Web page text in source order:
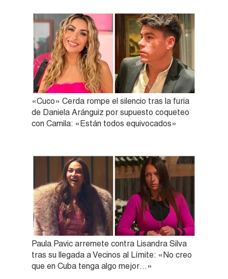
«Cuco» Cerda rompe el silencio tras la furia
de Daniela Aránguiz por supuesto coqueteo
con Camila: «Están todos equivocados»
Paula Pavic arremete contra Lisandra Silva
tras su llegada a Vecinos al Límite: «No creo
que en Cuba tenga algo mejor…»